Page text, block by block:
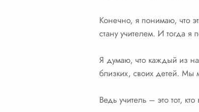
Конечно, я понимаю, что
стану учителем. И тогда я
Я думаю, что каждый из
близких, своих детей. Мы
Ведь учитель – это тот,